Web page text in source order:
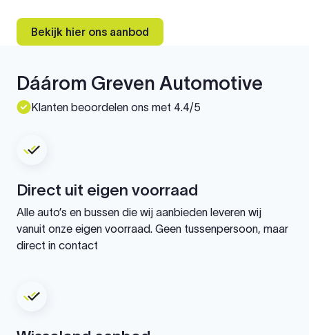
Bekijk hier ons aanbod
Dáárom Greven Automotive
Klanten beoordelen ons met 4.4/5
Direct uit eigen voorraad
Alle auto’s en bussen die wij aanbieden leveren wij
vanuit onze eigen voorraad. Geen tussenpersoon, maar
direct in contact